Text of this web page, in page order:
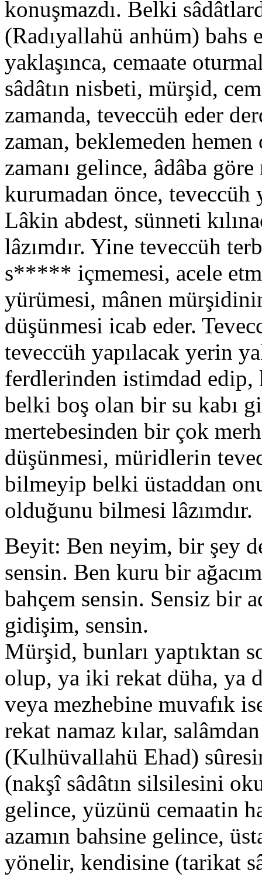
konuşmazdı. Belki
(Radıyallahü anhüm) bahs
yaklaşınca, cemaate
sâdâtın nisbeti, mürşid,
zamanda, teveccüh eder
zaman, beklemeden hemen
zamanı gelince, âdâba
kurumadan önce, teveccüh
Lâkin abdest, sünneti
lâzımdır. Yine teveccüh
s***** içmemesi, acele
yürümesi, mânen
düşünmesi icab eder.
teveccüh yapılacak yerin
ferdlerinden istimdad edip,
belki boş olan bir su kabı
mertebesinden bir çok
düşünmesi, müridlerin
bilmeyip belki üstaddan
olduğunu bilmesi lâzımdır.
Beyit: Ben neyim, bir şey
sensin. Ben kuru bir
bahçem sensin. Sensiz bir
gidişim, sensin.
Mürşid, bunları yaptıktan
olup, ya iki rekat düha, ya
veya mezhebine muvafık
rekat namaz kılar,
(Kulhüvallahü Ehad)
(nakşî sâdâtın silsilesini
gelince, yüzünü cemaatin
azamın bahsine gelince,
yönelir, kendisine (tarikat